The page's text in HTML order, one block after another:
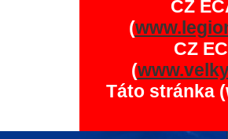
CZ
(
CZ
(
Táto stránka